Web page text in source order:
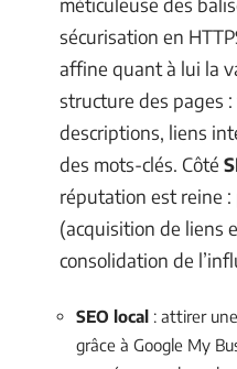
sécurisation en
affine quant à lui la
structure des pages
descriptions, liens
des mots-clés. Côté
réputation est reine :
(acquisition de liens
consolidation de
SEO local : attirer
grâce à Google My